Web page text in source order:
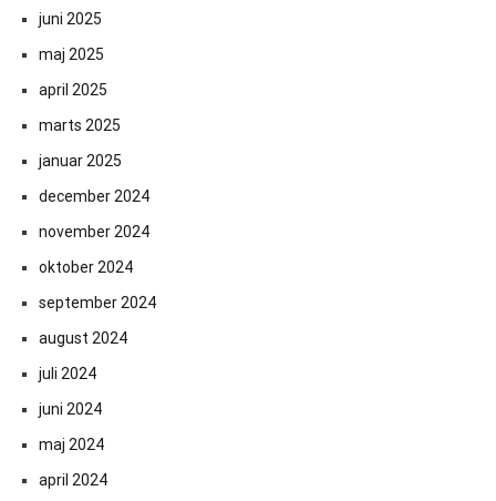
juni 2025
maj 2025
april 2025
marts 2025
januar 2025
december 2024
november 2024
oktober 2024
september 2024
august 2024
juli 2024
juni 2024
maj 2024
april 2024